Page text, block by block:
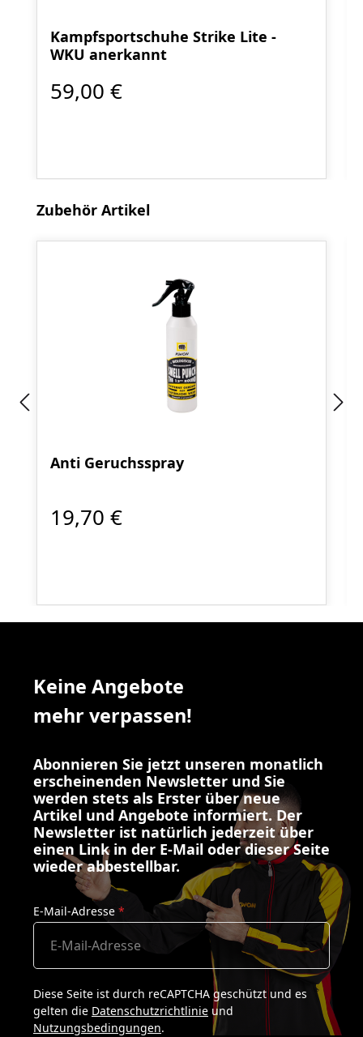
Kampfsportschuhe Strike Lite -
WKU anerkannt
59,00 €
Produktgalerie überspringen
Zubehör Artikel
Anti Geruchsspray
19,70 €
Keine Angebote
mehr verpassen!
Abonnieren Sie jetzt unseren monatlich
erscheinenden Newsletter und Sie
werden stets als Erster über neue
Artikel und Angebote informiert. Der
Newsletter ist natürlich jederzeit über
einen Link in der E-Mail oder dieser Seite
wieder abbestellbar.
E-Mail-Adresse *
Diese Seite ist durch reCAPTCHA geschützt und es
gelten die Datenschutzrichtlinie und
Nutzungsbedingungen.